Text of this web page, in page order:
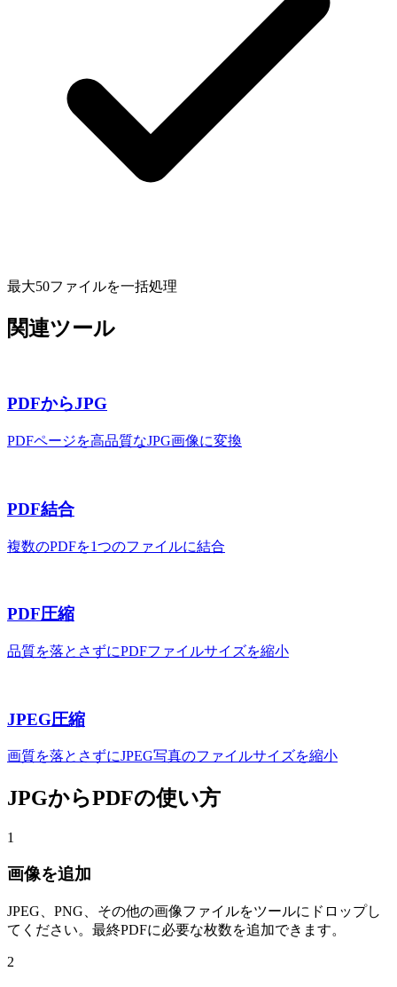
最大50ファイルを一括処理
関連ツール
PDFからJPG
PDFページを高品質なJPG画像に変換
PDF結合
複数のPDFを1つのファイルに結合
PDF圧縮
品質を落とさずにPDFファイルサイズを縮小
JPEG圧縮
画質を落とさずにJPEG写真のファイルサイズを縮小
JPGからPDFの使い方
1
画像を追加
JPEG、PNG、その他の画像ファイルをツールにドロップし
てください。最終PDFに必要な枚数を追加できます。
2